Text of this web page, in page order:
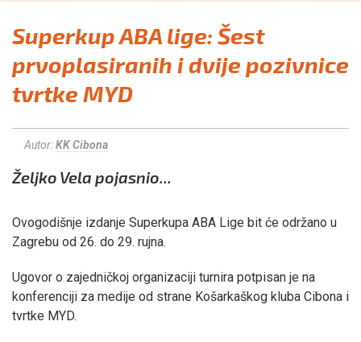
Superkup ABA lige: Šest
prvoplasiranih i dvije pozivnice
tvrtke MYD
Autor:KK Cibona
Željko Vela pojasnio...
Ovogodišnje izdanje Superkupa ABA Lige bit će održano u
Zagrebu od 26. do 29. rujna.
Ugovor o zajedničkoj organizaciji turnira potpisan je na
konferenciji za medije od strane Košarkaškog kluba Cibona i
tvrtke MYD.